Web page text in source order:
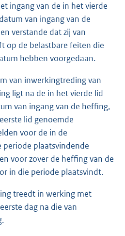
ingang van de in het vierde
van ingang van de
verstande dat zij van
op de belastbare feiten die
hebben voorgedaan.
van inwerkingtreding van
ligt na de in het vierde lid
van ingang van de heffing,
lid genoemde
voor de in de
periode plaatsvindende
voor zover de heffing van de
in die periode plaatsvindt.
treedt in werking met
dag na die van